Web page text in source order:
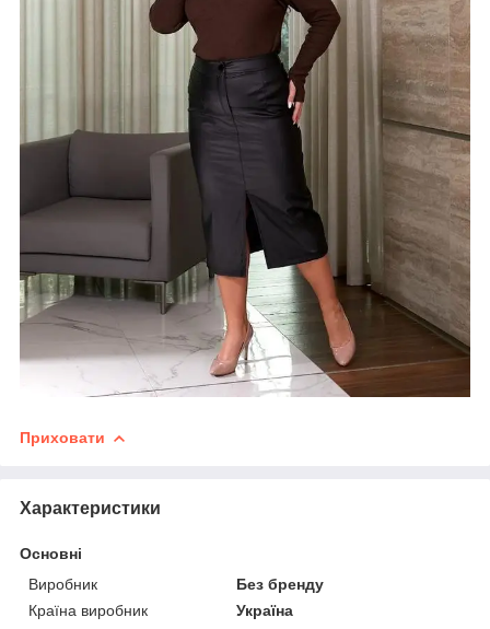
Приховати
Характеристики
Основні
Виробник
Без бренду
Країна виробник
Україна